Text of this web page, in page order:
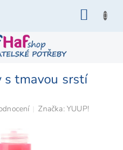
s tmavou srstí
Značka:YUUP!